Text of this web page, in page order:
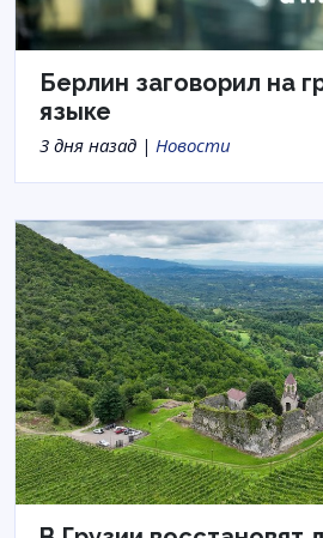
Берлин заговорил на
языке
3 дня назад | Новости